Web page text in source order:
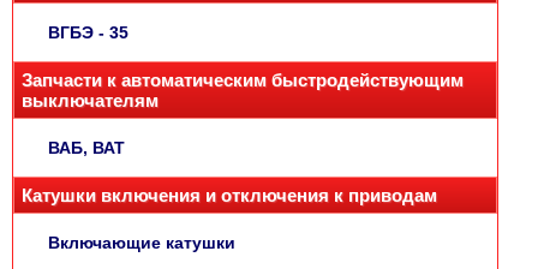
ВГБЭ - 35
Запчасти к автоматическим быстродействующим
выключателям
ВАБ, ВАТ
Катушки включения и отключения к приводам
Включающие катушки